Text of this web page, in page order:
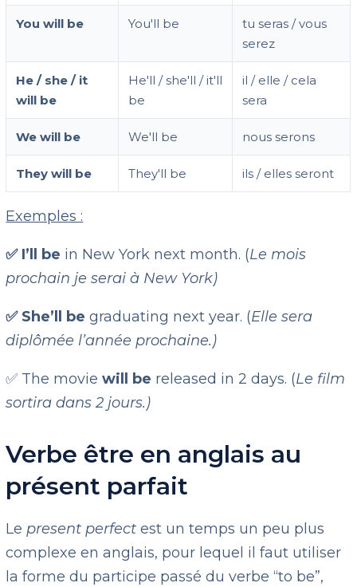
You will be You'll be
tu seras / vous
serez
He / she / it
will be
He'll / she'll / it'll
be
il / elle / cela
sera
We will be We'll be nous serons
They will be They'll be ils / elles seront
Exemples :
✅ I’ll be in New York next month. (Le mois
prochain je serai à New York)
✅ She’ll be graduating next year. (Elle sera
diplômée l’année prochaine.)
✅ The moviewill be released in 2 days. (Le film
sortira dans 2 jours.)
Verbe être en anglais au
présent parfait
Le present perfect est un temps un peu plus
complexe en anglais, pour lequel il faut utiliser
la forme du participe passé du verbe “to be”,